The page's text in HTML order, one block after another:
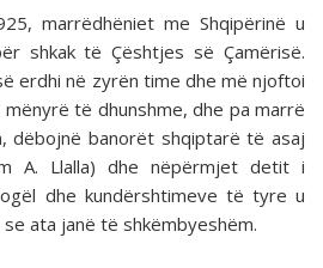
marrëdhëniet me Shqipërinë u
shkak të Çështjes së Çamërisë.
erdhi në zyrën time dhe më njoftoi
të dhunshme, dhe pa marrë
dëbojnë banorët shqiptarë të asaj
A. Llalla) dhe nëpërmjet detit i
dhe kundërshtimeve të tyre u
ata janë të shkëmbyeshëm.